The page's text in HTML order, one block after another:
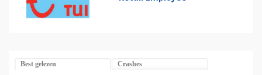
Best gelezen Crashes